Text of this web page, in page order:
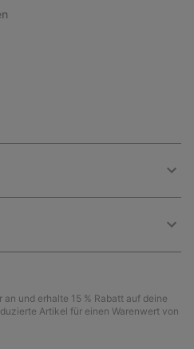
und erhalte 15 % Rabatt auf deine
Artikel für einen Warenwert von